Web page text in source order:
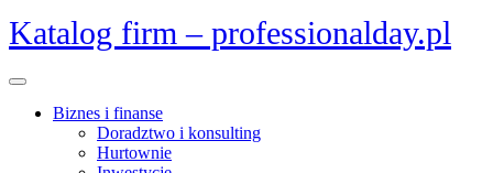
Skip
to
Katalog firm – professionalday.pl
Open
Biznes i finanse
Doradztwo i konsulting
Hurtownie